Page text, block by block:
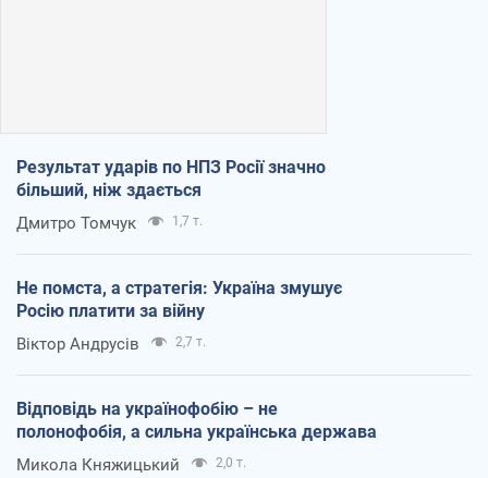
Результат ударів по НПЗ Росії значно
більший, ніж здається
Дмитро Томчук 1,7 т.
Не помста, а стратегія: Україна змушує
Росію платити за війну
Віктор Андрусів 2,7 т.
Відповідь на українофобію – не
полонофобія, а сильна українська держава
Микола Княжицький 2,0 т.